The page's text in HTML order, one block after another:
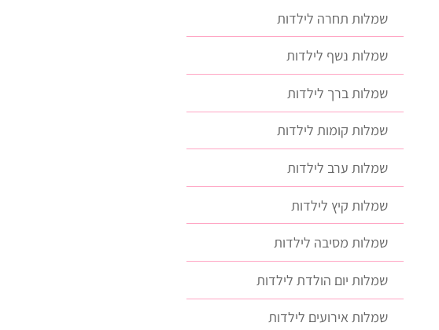
שמלות תחרה לילדות
שמלות נשף לילדות
שמלות ברך לילדות
שמלות קומות לילדות
שמלות ערב לילדות
שמלות קיץ לילדות
שמלות מסיבה לילדות
שמלות יום הולדת לילדות
שמלות אירועים לילדות